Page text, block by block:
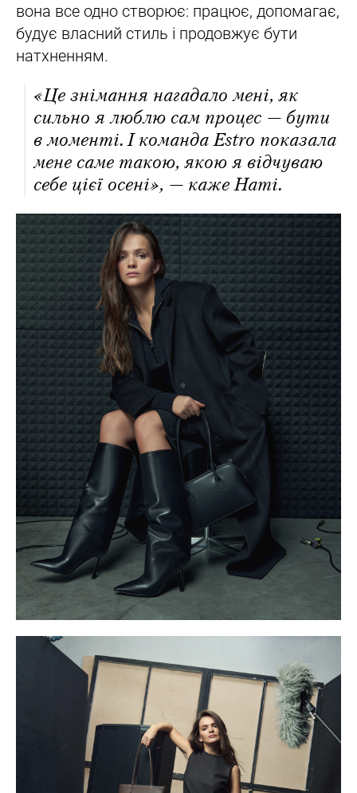
вона все одно створює: працює, допомагає,
будує власний стиль і продовжує бути
натхненням.
«Це знімання нагадало мені, як
сильно я люблю сам процес — бути
в моменті. І команда Estro показала
мене саме такою, якою я відчуваю
себе цієї осені», — каже Наті.